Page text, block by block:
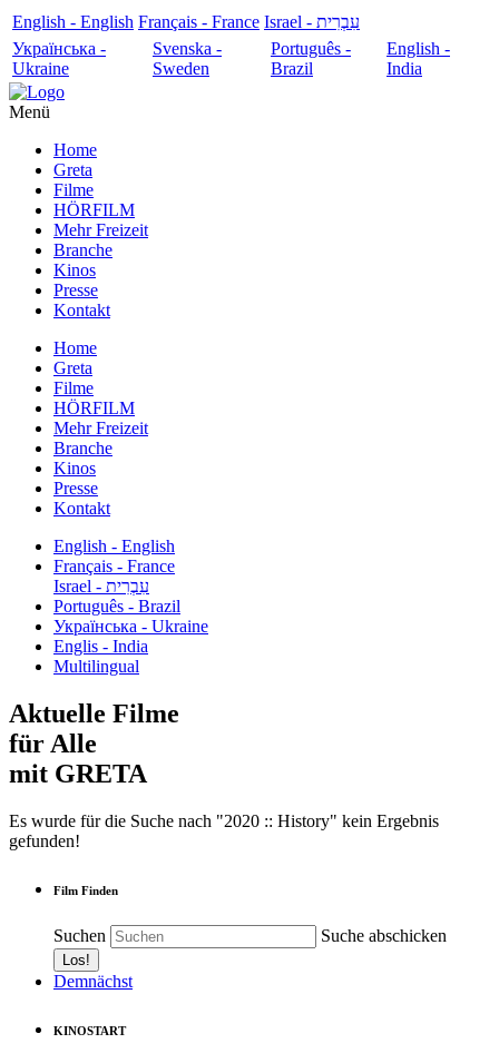
English - English Français - France
עִבְרִית - Israel
Українська -
Ukraine
Svenska -
Sweden
Português -
Brazil
English -
India
Menü
Home
Greta
Filme
HÖRFILM
Mehr Freizeit
Branche
Kinos
Presse
Kontakt
Home
Greta
Filme
HÖRFILM
Mehr Freizeit
Branche
Kinos
Presse
Kontakt
English - English
Français - France
עִבְרִית - Israel
Português - Brazil
Українська - Ukraine
Englis - India
Multilingual
Aktuelle Filme
für Alle
mit GRETA
Es wurde für die Suche nach "2020 :: History" kein Ergebnis
gefunden!
Film Finden
Suchen Suche abschicken
Demnächst
KINOSTART